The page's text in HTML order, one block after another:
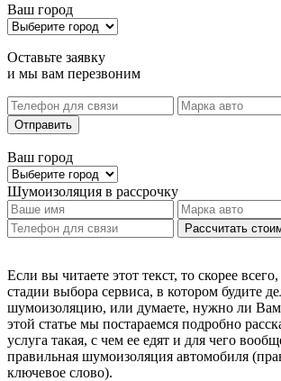
Ваш город
Оставьте заявку
и мы вам перезвоним
Отправить
Ваш город
Шумоизоляция в рассрочку
Рассчитать
Если вы читаете этот текст, то скорее
стадии выбора сервиса, в котором будите
шумоизоляцию, или думаете, нужно ли
этой статье мы постараемся подробно
услуга такая, с чем ее едят и для чего
правильная шумоизоляция автомобиля
ключевое слово).